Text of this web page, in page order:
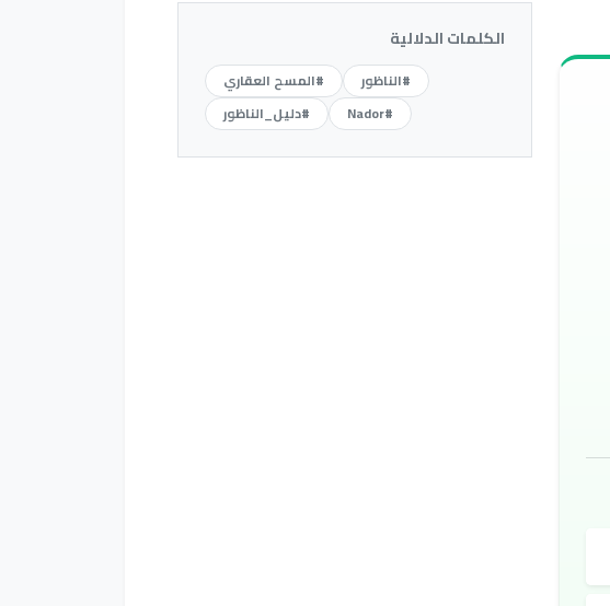
الكلمات الدلالية
#الناظور
#المسح العقاري
#Nador
#دليل_الناظور